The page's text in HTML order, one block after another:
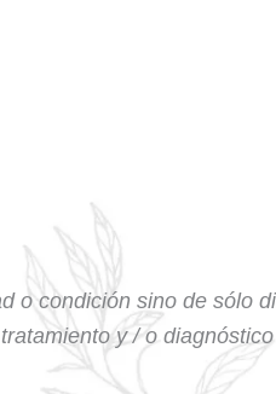
o condición sino de sólo
y / o